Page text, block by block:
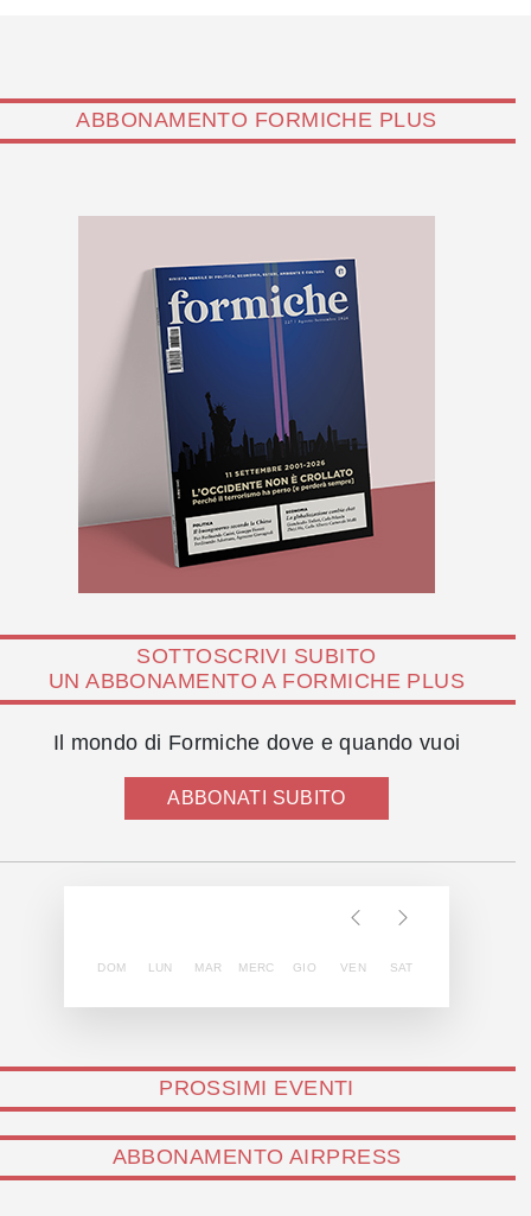
ABBONAMENTO FORMICHE PLUS
SOTTOSCRIVI SUBITO
UN ABBONAMENTO A FORMICHE PLUS
Il mondo di Formiche dove e quando vuoi
ABBONATI SUBITO
DOM LUN MAR MERC GIO VEN SAT
PROSSIMI EVENTI
ABBONAMENTO AIRPRESS